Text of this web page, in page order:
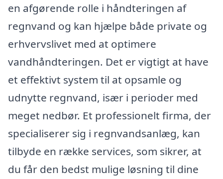
en afgørende rolle i håndteringen af
regnvand og kan hjælpe både private og
erhvervslivet med at optimere
vandhåndteringen. Det er vigtigt at have
et effektivt system til at opsamle og
udnytte regnvand, især i perioder med
meget nedbør. Et professionelt firma, der
specialiserer sig i regnvandsanlæg, kan
tilbyde en række services, som sikrer, at
du får den bedst mulige løsning til dine